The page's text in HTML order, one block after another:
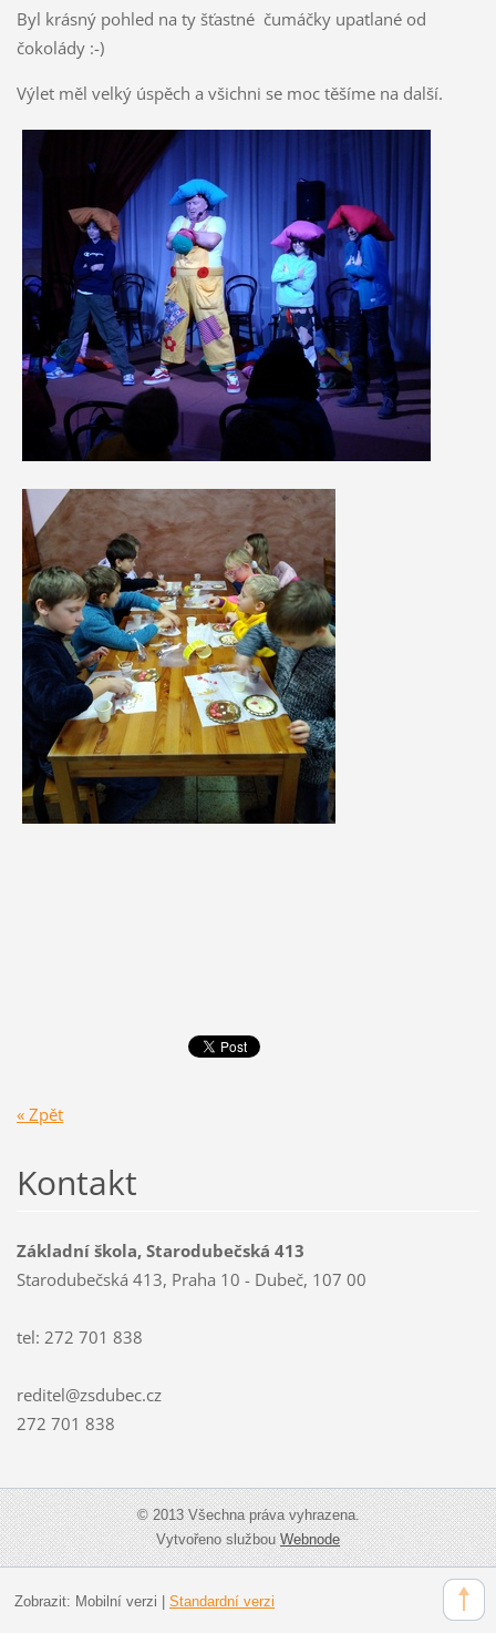
Byl krásný pohled na ty šťastné čumáčky upatlané od
čokolády :-)
Výlet měl velký úspěch a všichni se moc těšíme na další.
« Zpět
Kontakt
Základní škola, Starodubečská 413
Starodubečská 413, Praha 10 - Dubeč, 107 00
tel: 272 701 838
reditel@zsdubec.cz
272 701 838
© 2013 Všechna práva vyhrazena.
Vytvořeno službouWebnode
Zobrazit: Mobilní verzi Standardní verzi